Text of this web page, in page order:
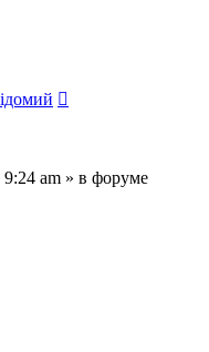
am » в форуме